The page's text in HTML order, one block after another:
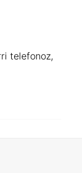
telefonoz,